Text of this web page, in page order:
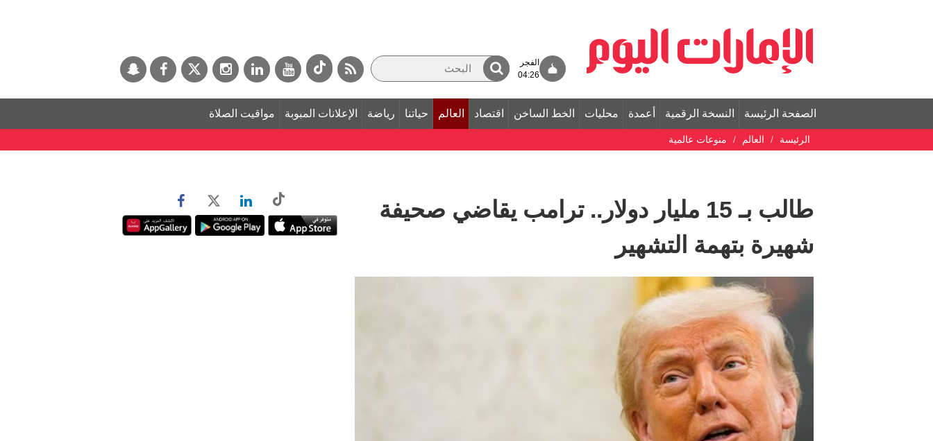
الفجر
04:26
الصفحة الرئيسة النسخة الرقمية أعمدة محليات الخط الساخن اقتصاد العالم حياتنا رياضة الإعلانات المبوبة مواقيت الصلاة
الرئيسة العالم منوعات عالمية
طالب بـ 15 مليار دولار.. ترامب يقاضي صحيفة
شهيرة بتهمة التشهير